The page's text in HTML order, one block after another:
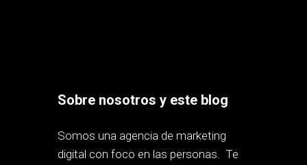
Sobre nosotros y este blog
Somos una agencia de marketing
digital con foco en las personas. Te